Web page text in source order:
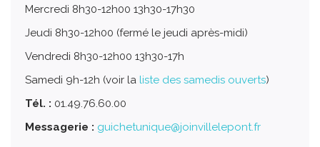
Mercredi 8h30-12h00 13h30-17h30
Jeudi 8h30-12h00 (fermé le jeudi après-midi)
Vendredi 8h30-12h00 13h30-17h
Samedi 9h-12h (voir la liste des samedis ouverts)
Tél. : 01.49.76.60.00
Messagerie : guichetunique@joinvillelepont.fr